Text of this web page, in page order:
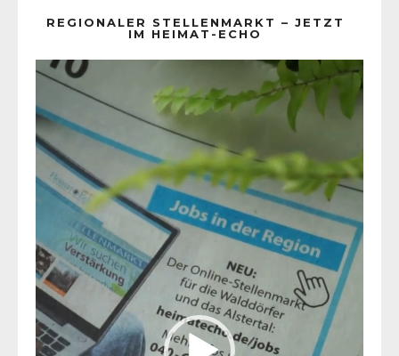
REGIONALER STELLENMARKT – JETZT
IM HEIMAT-ECHO
Player